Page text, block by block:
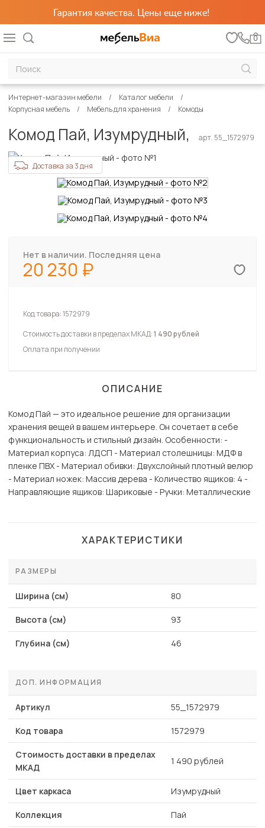
Гарантия качества. Цены еще ниже!
0
Интернет-магазин мебели
Каталог мебели
Корпусная мебель
Мебель для хранения Комоды
Комод Пай, Изумрудный, арт. 55_1572979
Доставка за 3 дня
Нет в наличии. Последняя цена
20 230
Код товара:1572979
Стоимость доставки в пределах МКАД:1 490 рублей
Оплата при получении
ОПИСАНИЕ
Комод Пай — это идеальное решение для организации
хранения вещей в вашем интерьере. Он сочетает в себе
функциональность и стильный дизайн. Особенности: -
Материал корпуса: ЛДСП - Материал столешницы: МДФ в
пленке ПВХ - Материал обивки: Двухслойный плотный велюр
- Материал ножек: Массив дерева - Количество ящиков: 4 -
Направляющие ящиков: Шариковые - Ручки: Металлические
ХАРАКТЕРИСТИКИ
РАЗМЕРЫ
Ширина (см) 80
Высота (см) 93
Глубина (см) 46
ДОП. ИНФОРМАЦИЯ
Артикул 55_1572979
Код товара 1572979
Стоимость доставки в пределах
МКАД
1 490 рублей
Цвет каркаса Изумрудный
Коллекция Пай